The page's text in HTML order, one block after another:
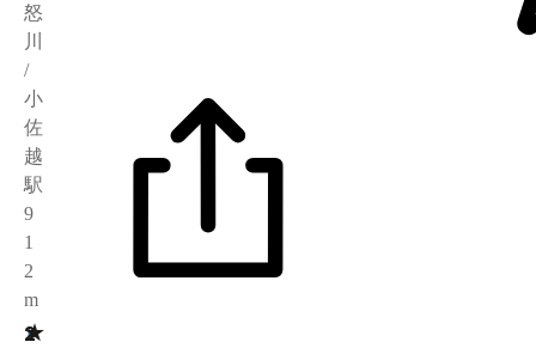
怒
川
/
小
佐
越
駅
9
1
2
m
★
2
1